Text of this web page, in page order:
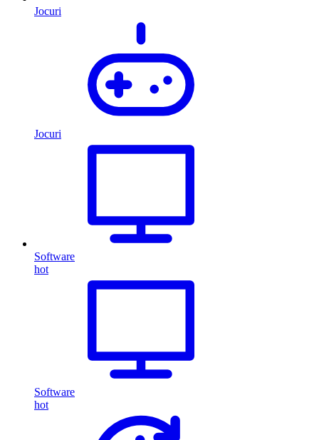
Jocuri
Jocuri
Software
hot
Software
hot